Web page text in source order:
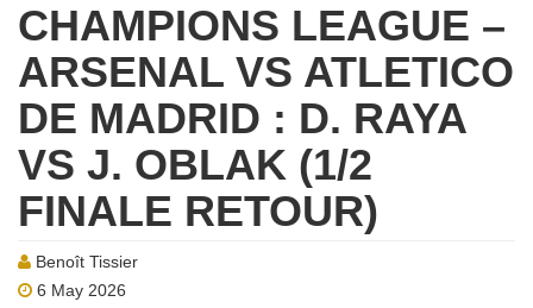
CHAMPIONS LEAGUE –
ARSENAL VS ATLETICO
DE MADRID : D. RAYA
VS J. OBLAK (1/2
FINALE RETOUR)
Benoît Tissier
6 May 2026